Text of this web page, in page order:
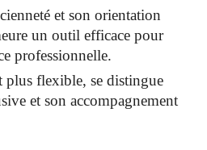
et son orientation
un outil efficace pour
professionnelle.
plus flexible, se distingue
et son accompagnement